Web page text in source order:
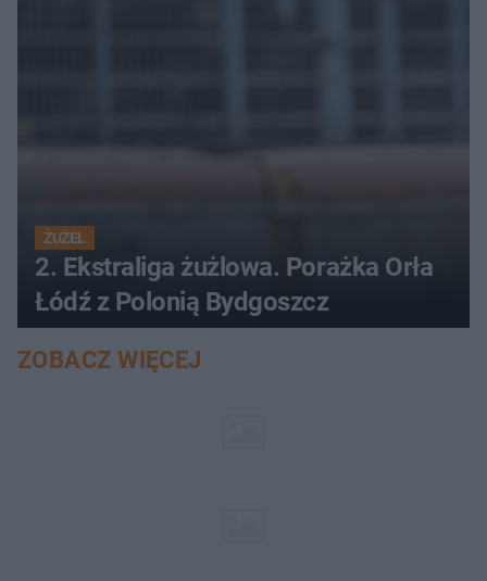
ŻUŻEL
2. Ekstraliga żużlowa. Porażka Orła
Łódź z Polonią Bydgoszcz
ZOBACZ WIĘCEJ